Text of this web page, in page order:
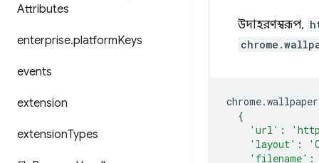
Attributes
enterprise.platformKeys
events
extension
extensionTypes
উদাহরণস্বরূপ,
chrome.wallpaper
{
'url' :
'layout' :
'filename' :